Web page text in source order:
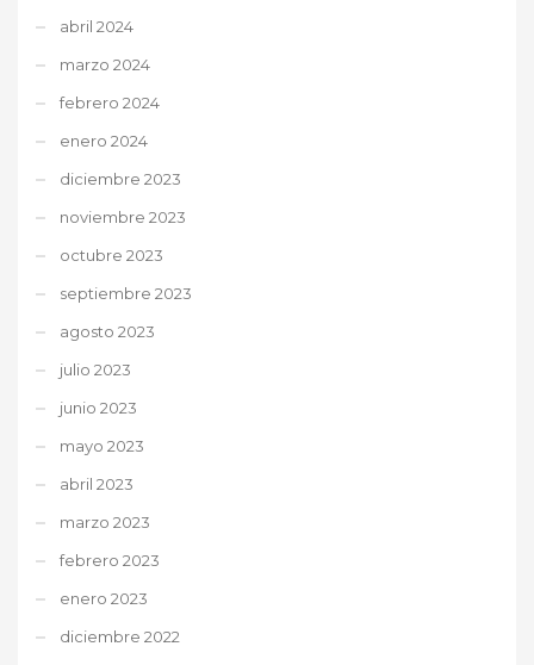
abril 2024
marzo 2024
febrero 2024
enero 2024
diciembre 2023
noviembre 2023
octubre 2023
septiembre 2023
agosto 2023
julio 2023
junio 2023
mayo 2023
abril 2023
marzo 2023
febrero 2023
enero 2023
diciembre 2022